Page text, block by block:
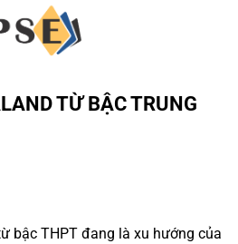
TỪ BẬC TRUNG
bậc THPT đang là xu hướng của